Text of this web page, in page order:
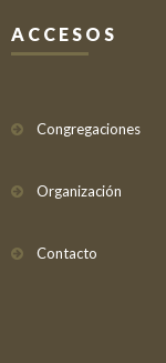
ACCESOS
Congregaciones
Organización
Contacto